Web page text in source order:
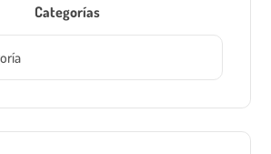
Categorías